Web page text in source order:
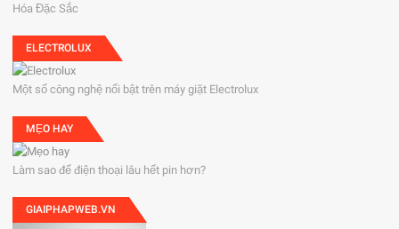
Hóa Đặc Sắc
ELECTROLUX
Một số công nghệ nổi bật trên máy giặt Electrolux
MẸO HAY
Làm sao để điện thoại lâu hết pin hơn?
GIAIPHAPWEB.VN